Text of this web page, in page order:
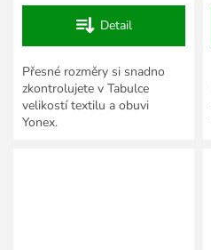
Detail
Přesné rozměry si snadno
zkontrolujete v Tabulce
velikostí textilu a obuvi
Yonex.